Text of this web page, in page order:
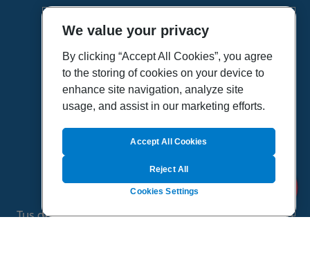
HOME
VÍDEOS
POLÍTICA DE PRIVACIDAD
POLÍTICA DE COOKIES
MAPA DEL SITIO
QUIENES SOMOS
Tus dudas de salud es un proyecto de Sanitas, todo
We value your privacy
By clicking “Accept All Cookies”, you agree
to the storing of cookies on your device to
enhance site navigation, analyze site
usage, and assist in our marketing efforts.
Cookies Settings
Reject All
Accept All Cookies